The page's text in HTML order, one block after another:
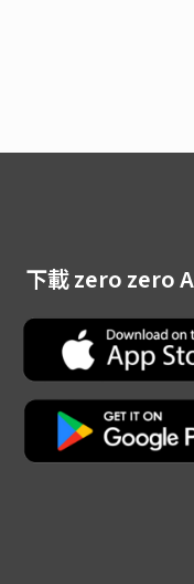
下載 zero zero